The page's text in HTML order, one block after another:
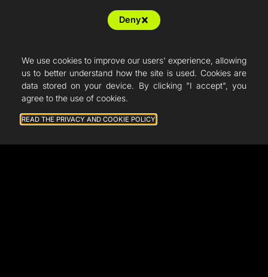
We use cookies to improve our users' experience, allowing
us to better understand how the site is used. Cookies are
data stored on your device. By clicking "I accept", you
agree to the use of cookies.
READ THE PRIVACY AND COOKIE POLICY
Deny